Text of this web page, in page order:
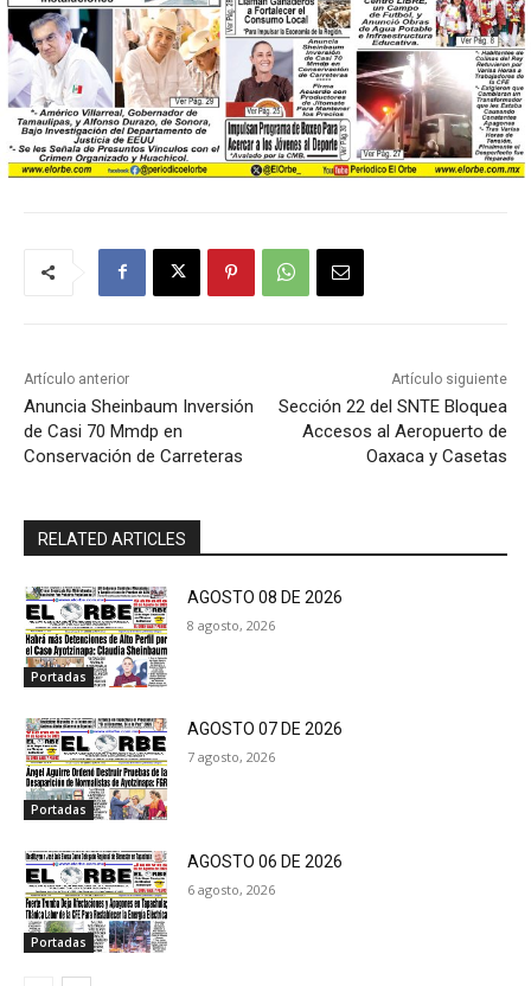
Artículo anterior
Anuncia Sheinbaum Inversión
de Casi 70 Mmdp en
Conservación de Carreteras
Artículo siguiente
Sección 22 del SNTE Bloquea
Accesos al Aeropuerto de
Oaxaca y Casetas
RELATED ARTICLES
Portadas
AGOSTO 08 DE 2026
8 agosto, 2026
Portadas
AGOSTO 07 DE 2026
7 agosto, 2026
Portadas
AGOSTO 06 DE 2026
6 agosto, 2026